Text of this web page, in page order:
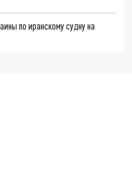
по иранскому судну на